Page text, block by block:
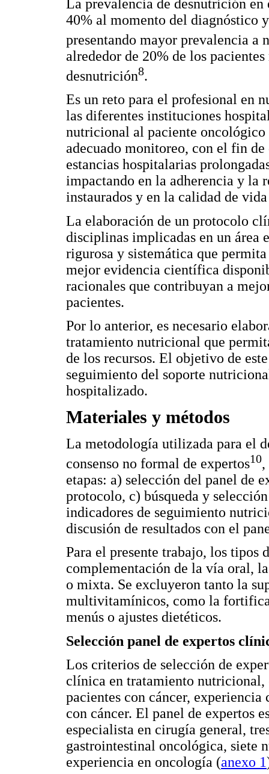
La prevalencia de desnutrición
40% al momento del diagnóstico
presentando mayor prevalencia a
alrededor de 20% de los
desnutrición8.
Es un reto para el profesional en
las diferentes instituciones
nutricional al paciente
adecuado monitoreo, con el fin
estancias hospitalarias
impactando en la adherencia y la
instaurados y en la calidad de
La elaboración de un protocolo
disciplinas implicadas en un área
rigurosa y sistemática que
mejor evidencia científica
racionales que contribuyan a
pacientes.
Por lo anterior, es necesario
tratamiento nutricional que
de los recursos. El objetivo de
seguimiento del soporte
hospitalizado.
Materiales y métodos
La metodología utilizada para el
consenso no formal de expertos10,
etapas: a) selección del panel de
protocolo, c) búsqueda y
indicadores de seguimiento
discusión de resultados con el
Para el presente trabajo, los
complementación de la vía oral,
o mixta. Se excluyeron tanto la
multivitamínicos, como la
menús o ajustes dietéticos.
Selección panel de expertos
Los criterios de selección de
clínica en tratamiento
pacientes con cáncer,
con cáncer. El panel de expertos
especialista en cirugía general,
gastrointestinal oncológica, siete
experiencia en oncología (anexo 1